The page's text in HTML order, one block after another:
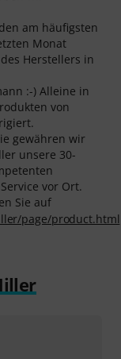
am häufigsten
Monat
Herstellers in
:-) Alleine in
von
gewähren wir
unsere 30-
vor Ort.
Sie auf
page/product.html